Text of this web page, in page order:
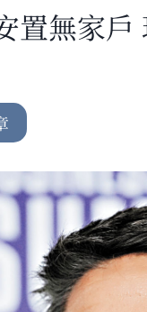
置無家